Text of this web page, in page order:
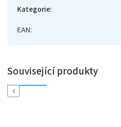
Kategorie:
EAN:
Související produkty
Previous